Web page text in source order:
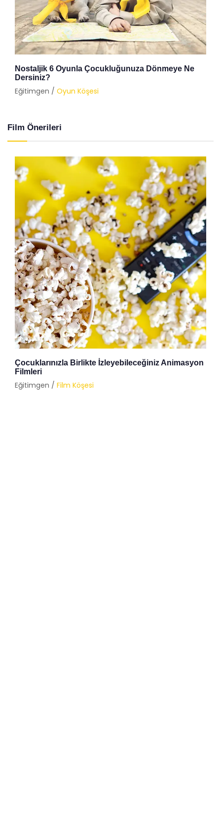
Nostaljik 6 Oyunla Çocukluğunuza Dönmeye Ne
Dersiniz?
Eğitimgen / Oyun Köşesi
Film Önerileri
Çocuklarınızla Birlikte İzleyebileceğiniz Animasyon
Filmleri
Eğitimgen / Film Köşesi